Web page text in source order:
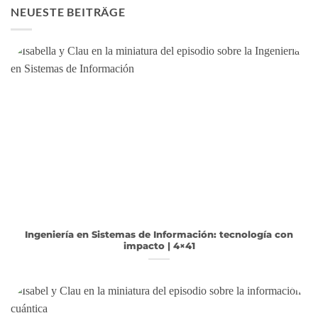
NEUESTE BEITRÄGE
Ingeniería en Sistemas de Información: tecnología con
impacto | 4×41